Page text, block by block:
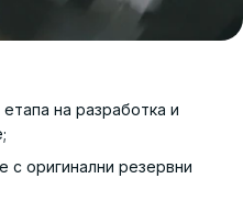
на разработка и
с оригинални резервни